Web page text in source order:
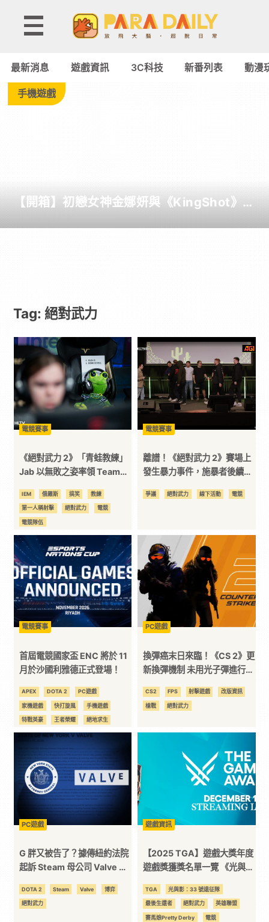
Tag:
對
-
Paradaily
戲
｜
動
漫
次
元
｜
3C
科
技
全
方
位
資
訊
平
台
最新消息 遊戲資訊 3C科技 新番列表 動漫
手機遊戲
【開箱】初戀女神金娜妍與《KingShot》再
Tag: 絕對武力
電競賽事
《絕對武力 2》「青蛙教練」
Jab 以無敗之姿率領 Team
IEM 俄羅斯 搞笑 教練
第一人稱射擊 絕對武力 電競
電競隊伍
電競賽事
離譜！《絕對武力 2》賽場上
發生暴力事件，施暴者後續將
爭議 絕對武力 線下活動 電競
電競賽事
首屆電競國家盃 ENC 將於 11
月於沙國利雅德正式登場！
APEX DOTA 2 PC遊戲
家機遊戲 快打旋風 手機遊戲
特戰英豪 王者榮耀 絕地求生
絕對武力 英雄聯盟 虹彩六號
電競國家盃
PC遊戲
換彈癌末日來臨！《CS 2》更
新換彈機制 未用光子彈進行換
CS2 FPS 射擊遊戲 改版資訊
槍戰 絕對武力
PC遊戲
G 胖又被告了？據傳紐約法院
起訴 Steam 母公司 Valve 透
DOTA 2 Steam Valve 博弈
絕對武力
遊戲資訊
【2025 TGA】遊戲大獎年度
遊戲獎獲獎名單一覽 《光與
佳遊戲與多座獎項
TGA 光與影：33 號遠征隊
最後生還者 絕對武力 英雄聯盟
賽馬娘Pretty Derby 電競